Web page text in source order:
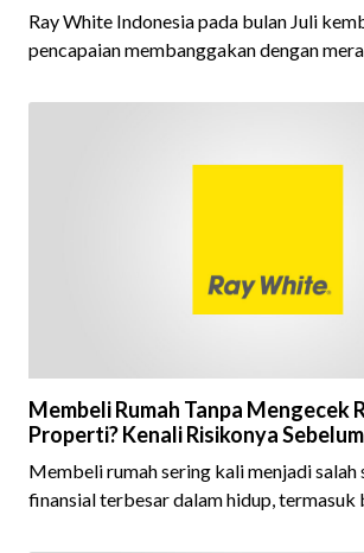
Ray White Indonesia pada bulan Juli
pencapaian membanggakan dengan
ini menjadi semakin istimewa karena
tahun berturut-turut, sebuah bukti nyata
Membeli Rumah Tanpa Mengecek
Properti? Kenali Risikonya
Membeli rumah sering kali menjadi salah
finansial terbesar dalam hidup, termasuk